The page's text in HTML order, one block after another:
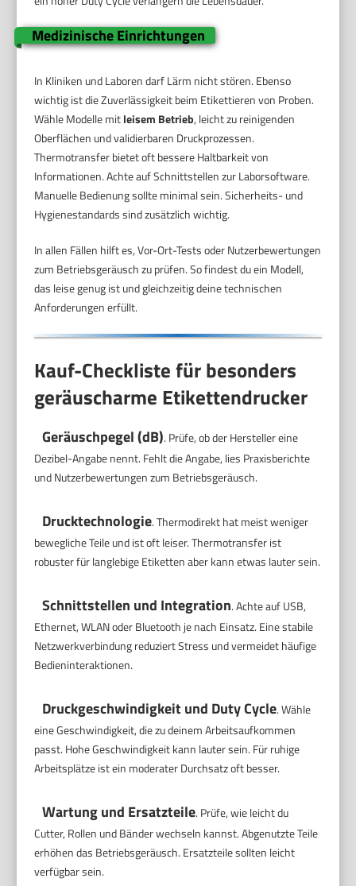
Medizinische Einrichtungen
In Kliniken und Laboren darf Lärm nicht stören. Ebenso
wichtig ist die Zuverlässigkeit beim Etikettieren von Proben.
Wähle Modelle mitleisem Betrieb, leicht zu reinigenden
Oberflächen und validierbaren Druckprozessen.
Thermotransfer bietet oft bessere Haltbarkeit von
Informationen. Achte auf Schnittstellen zur Laborsoftware.
Manuelle Bedienung sollte minimal sein. Sicherheits- und
Hygienestandards sind zusätzlich wichtig.
In allen Fällen hilft es, Vor-Ort-Tests oder Nutzerbewertungen
zum Betriebsgeräusch zu prüfen. So findest du ein Modell,
das leise genug ist und gleichzeitig deine technischen
Anforderungen erfüllt.
Kauf-Checkliste für besonders
geräuscharme Etikettendrucker
Geräuschpegel (dB). Prüfe, ob der Hersteller eine
Dezibel-Angabe nennt. Fehlt die Angabe, lies Praxisberichte
und Nutzerbewertungen zum Betriebsgeräusch.
Drucktechnologie. Thermodirekt hat meist weniger
bewegliche Teile und ist oft leiser. Thermotransfer ist
robuster für langlebige Etiketten aber kann etwas lauter sein.
Schnittstellen und Integration. Achte auf USB,
Ethernet, WLAN oder Bluetooth je nach Einsatz. Eine stabile
Netzwerkverbindung reduziert Stress und vermeidet häufige
Bedieninteraktionen.
Druckgeschwindigkeit und Duty Cycle. Wähle
eine Geschwindigkeit, die zu deinem Arbeitsaufkommen
passt. Hohe Geschwindigkeit kann lauter sein. Für ruhige
Arbeitsplätze ist ein moderater Durchsatz oft besser.
Wartung und Ersatzteile. Prüfe, wie leicht du
Cutter, Rollen und Bänder wechseln kannst. Abgenutzte Teile
erhöhen das Betriebsgeräusch. Ersatzteile sollten leicht
verfügbar sein.